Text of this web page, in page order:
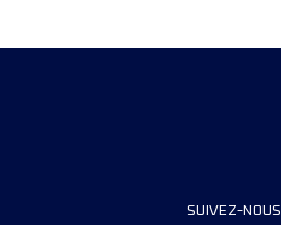
SUIVEZ-NOUS